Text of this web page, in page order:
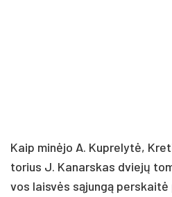
Kaip mi­nė­jo A. Kup­re­ly­tė,
to­rius J. Ka­nars­kas dvie­jų
vos lais­vės są­jun­gą